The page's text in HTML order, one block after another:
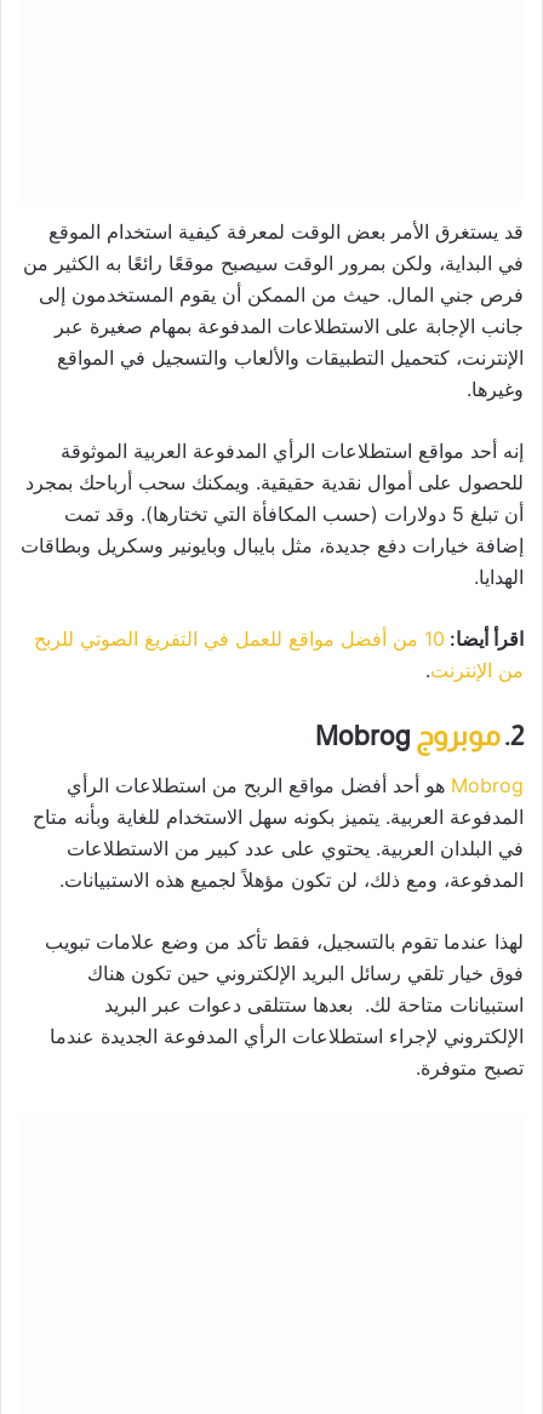
قد يستغرق الأمر بعض الوقت لمعرفة كيفية استخدام الموقع
في البداية، ولكن بمرور الوقت سيصبح موقعًا رائعًا به الكثير من
فرص جني المال. حيث من الممكن أن يقوم المستخدمون إلى
جانب الإجابة على الاستطلاعات المدفوعة بمهام صغيرة عبر
الإنترنت، كتحميل التطبيقات والألعاب والتسجيل في المواقع
وغيرها.
إنه أحد مواقع استطلاعات الرأي المدفوعة العربية الموثوقة
للحصول على أموال نقدية حقيقية. ويمكنك سحب أرباحك بمجرد
أن تبلغ 5 دولارات (حسب المكافأة التي تختارها). وقد تمت
إضافة خيارات دفع جديدة، مثل بايبال وبايونير وسكريل وبطاقات
الهدايا.
اقرأ أيضا:
10 من أفضل مواقع للعمل في التفريغ الصوتي للربح
من الإنترنت.
2. موبروج
Mobrog هو أحد أفضل مواقع الربح من استطلاعات الرأي
المدفوعة العربية. يتميز بكونه سهل الاستخدام للغاية وبأنه متاح
في البلدان العربية. يحتوي على عدد كبير من الاستطلاعات
المدفوعة، ومع ذلك، لن تكون مؤهلاً لجميع هذه الاستبيانات.
لهذا عندما تقوم بالتسجيل، فقط تأكد من وضع علامات تبويب
فوق خيار تلقي رسائل البريد الإلكتروني حين تكون هناك
استبيانات متاحة لك. بعدها ستتلقى دعوات عبر البريد
الإلكتروني لإجراء استطلاعات الرأي المدفوعة الجديدة عندما
تصبح متوفرة.